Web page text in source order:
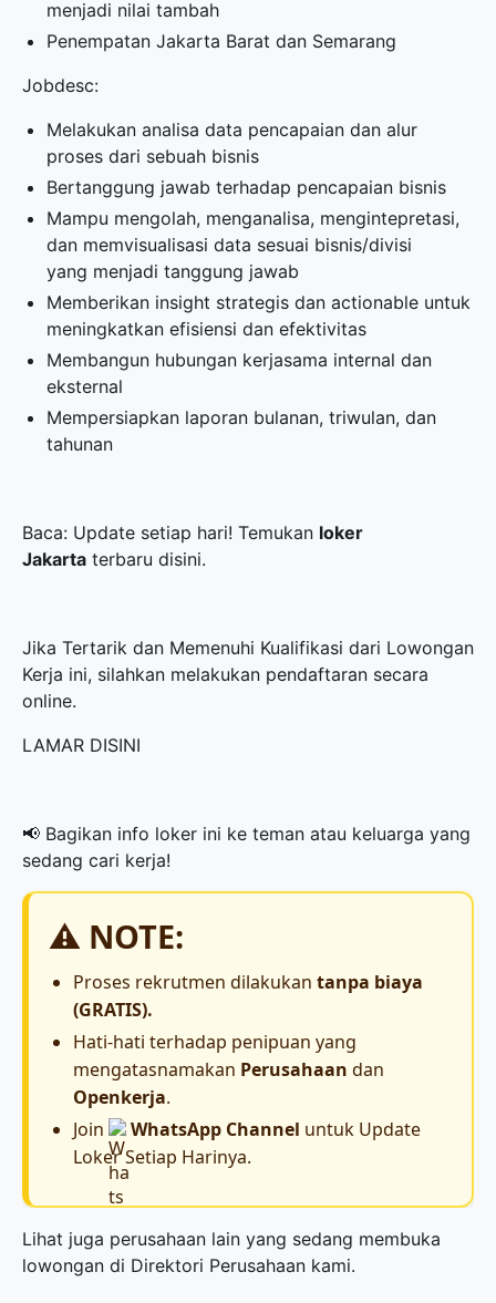
menjadi nilai tambah
Penempatan Jakarta Barat dan Semarang
Jobdesc:
Melakukan analisa data pencapaian dan alur
proses dari sebuah bisnis
Bertanggung jawab terhadap pencapaian bisnis
Mampu mengolah, menganalisa, mengintepretasi,
dan memvisualisasi data sesuai bisnis/divisi
yang menjadi tanggung jawab
Memberikan insight strategis dan actionable untuk
meningkatkan efisiensi dan efektivitas
Membangun hubungan kerjasama internal dan
eksternal
Mempersiapkan laporan bulanan, triwulan, dan
tahunan
Baca: Update setiap hari! Temukan loker
Jakarta terbaru disini.
Jika Tertarik dan Memenuhi Kualifikasi dari Lowongan
Kerja ini, silahkan melakukan pendaftaran secara
online.
LAMAR DISINI
📢 Bagikan info loker ini ke teman atau keluarga yang
sedang cari kerja!
⚠️ NOTE:
Proses rekrutmen dilakukantanpa biaya
(GRATIS).
Hati-hati terhadap penipuan yang
mengatasnamakan Perusahaan dan
Openkerja.
Join
WhatsApp Channel untuk Update
Loker Setiap Harinya.
Lihat juga perusahaan lain yang sedang membuka
lowongan di Direktori Perusahaan kami.